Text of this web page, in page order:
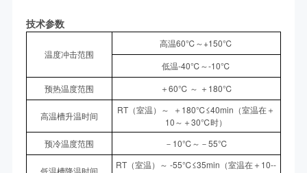
技术参数
温度冲击范围
高温60℃～+150℃
低温-40℃～-10℃
预热温度范围
＋60℃ ～ ＋180℃
高温槽升温时间
RT（室温）～ ＋180℃≤40min（室温在＋
10～＋30℃时）
预冷温度范围
－10℃～－55℃
RT（室温）～ -55℃≤35min（室温在＋10--